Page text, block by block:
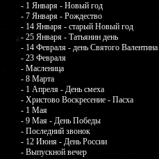
- 1 Января - Новый год
- 7 Января - Рождество
- 14 Января - старый Новый год
- 25 Января - Татьянин день
- 14 Февраля - день Святого Валентина
- 23 Февраля
- Масленица
- 8 Марта
- 1 Апреля - День смеха
- Христово Воскресение - Пасха
- 1 Мая
- 9 Мая - День Победы
- Последний звонок
- 12 Июня - День России
- Выпускной вечер